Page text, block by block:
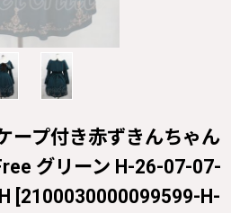
ープ付き赤ずきんちゃん
グリーン H-26-07-07-
[2100030000099599-H-